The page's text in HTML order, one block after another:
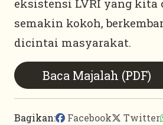
eksistensi LVRI yang kita
semakin kokoh,
dicintai masyarakat.
Baca Majalah (PDF)
Bagikan: Facebook Twitter